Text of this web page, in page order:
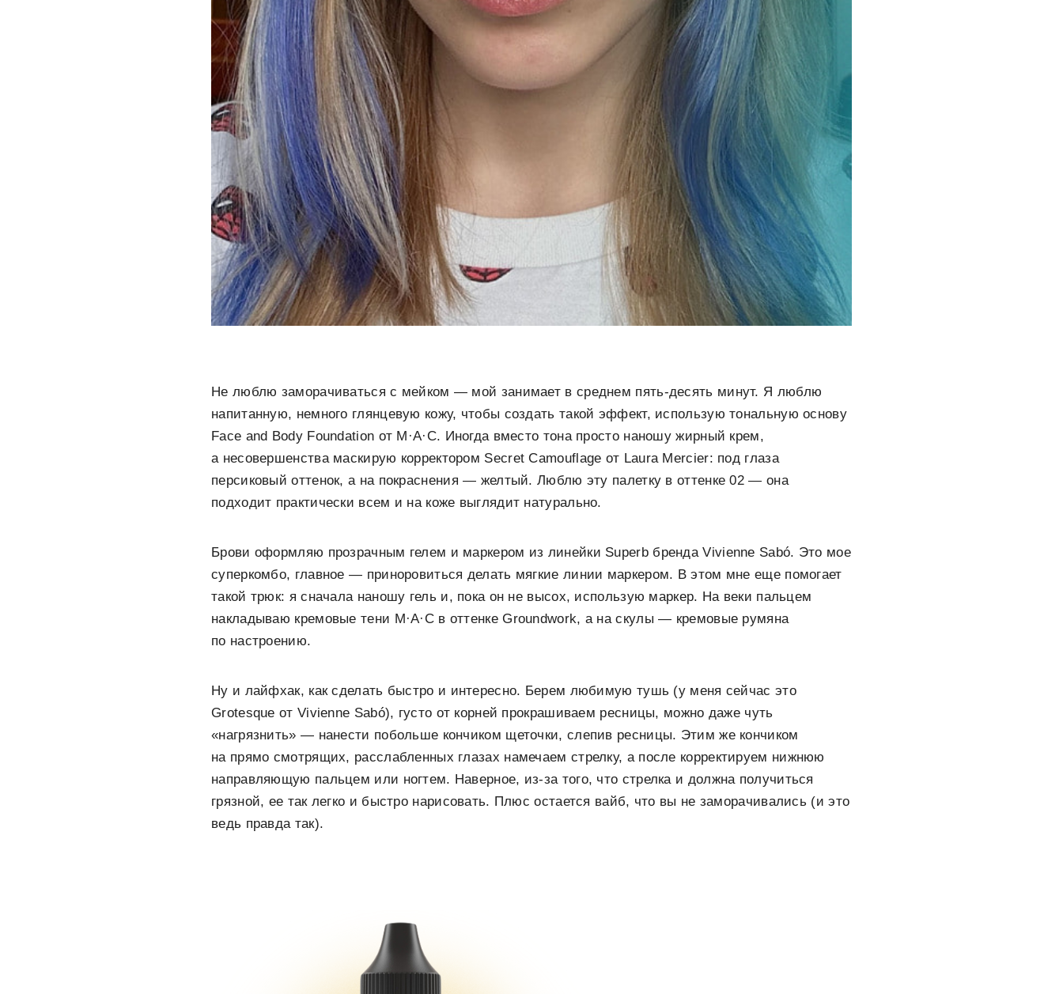
Не люблю заморачиваться с мейком — мой занимает в среднем пять-десять минут. Я люблю
напитанную, немного глянцевую кожу, чтобы создать такой эффект, использую тональную основу
Face and Body Foundation от M·A·C. Иногда вместо тона просто наношу жирный крем,
а несовершенства маскирую корректором Secret Camouflage от Laura Mercier: под глаза
персиковый оттенок, а на покраснения — желтый. Люблю эту палетку в оттенке 02 — она
подходит практически всем и на коже выглядит натурально.
Брови оформляю прозрачным гелем и маркером из линейки Superb бренда Vivienne Sabó. Это мое
суперкомбо, главное — приноровиться делать мягкие линии маркером. В этом мне еще помогает
такой трюк: я сначала наношу гель и, пока он не высох, использую маркер. На веки пальцем
накладываю кремовые тени M·A·C в оттенке Groundwork, а на скулы — кремовые румяна
по настроению.
Ну и лайфхак, как сделать быстро и интересно. Берем любимую тушь (у меня сейчас это
Grotesque от Vivienne Sabó), густо от корней прокрашиваем ресницы, можно даже чуть
«нагрязнить» — нанести побольше кончиком щеточки, слепив ресницы. Этим же кончиком
на прямо смотрящих, расслабленных глазах намечаем стрелку, а после корректируем нижнюю
направляющую пальцем или ногтем. Наверное, из-за того, что стрелка и должна получиться
грязной, ее так легко и быстро нарисовать. Плюс остается вайб, что вы не заморачивались (и это
ведь правда так).